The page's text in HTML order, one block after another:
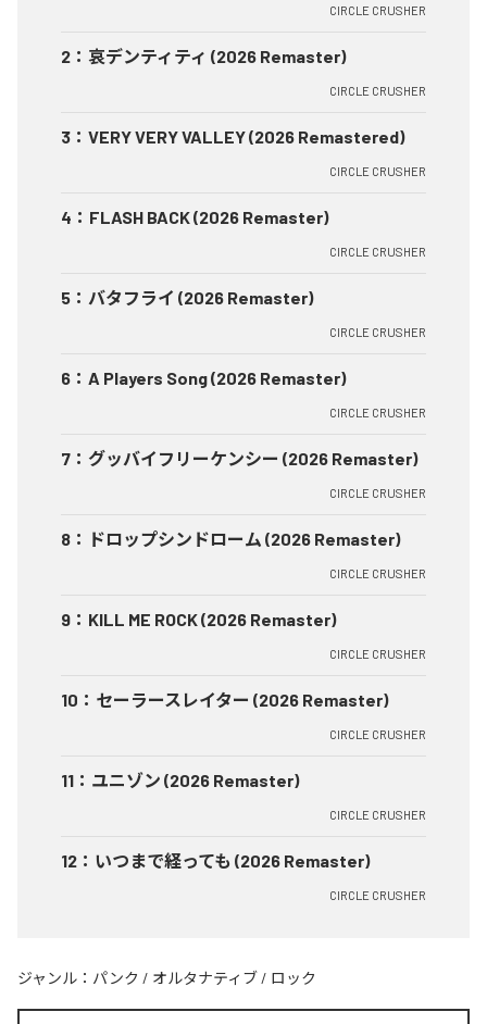
CIRCLE CRUSHER
2 ： 哀デンティティ (2026 Remaster)
CIRCLE CRUSHER
3 ： VERY VERY VALLEY (2026 Remastered)
CIRCLE CRUSHER
4 ： FLASH BACK (2026 Remaster)
CIRCLE CRUSHER
5 ： バタフライ (2026 Remaster)
CIRCLE CRUSHER
6 ： A Players Song (2026 Remaster)
CIRCLE CRUSHER
7 ： グッバイフリーケンシー (2026 Remaster)
CIRCLE CRUSHER
8 ： ドロップシンドローム (2026 Remaster)
CIRCLE CRUSHER
9 ： KILL ME ROCK (2026 Remaster)
CIRCLE CRUSHER
10 ： セーラースレイター (2026 Remaster)
CIRCLE CRUSHER
11 ： ユニゾン (2026 Remaster)
CIRCLE CRUSHER
12 ： いつまで経っても (2026 Remaster)
CIRCLE CRUSHER
ジャンル： パンク / オルタナティブ / ロック